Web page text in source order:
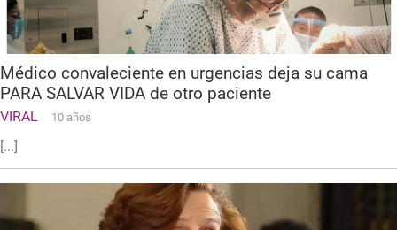
Médico convaleciente en urgencias deja su cama
PARA SALVAR VIDA de otro paciente
VIRAL 10 años
[...]